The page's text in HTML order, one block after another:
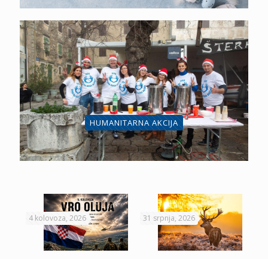
HUMANITARNA AKCIJA
4 kolovoza, 2026 31 srpnja, 2026